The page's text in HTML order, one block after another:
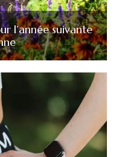
l’année suivante